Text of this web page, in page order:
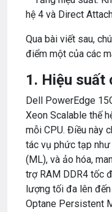
hệ 4 và Direct
Qua bài viết sau,
điểm một của các
1. Hiệu suất
Dell PowerEdge
Xeon Scalable thế
mỗi CPU. Điều này
tác vụ phức tạp như
(ML), và ảo hóa,
trợ RAM DDR4 tốc
lượng tối đa lên
Optane Persistent